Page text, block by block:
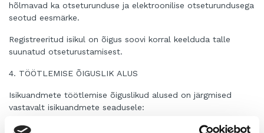
hõlmavad ka otseturunduse ja elektroonilise otseturundusega
seotud eesmärke.
Registreeritud isikul on õigus soovi korral keelduda talle
suunatud otseturustamisest.
4. TÖÖTLEMISE ÕIGUSLIK ALUS
Isikuandmete töötlemise õiguslikud alused on järgmised
vastavalt isikuandmete seadusele:
andmesubjekti ühemõtteline nõusolek;